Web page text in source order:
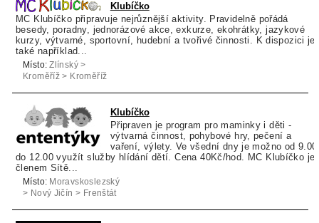
Klubíčko
MC Klubíčko připravuje nejrůznější aktivity. Pravidelně pořádá
besedy, poradny, jednorázové akce, exkurze, ekohrátky, jazykové
kurzy, výtvarné, sportovní, hudební a tvořivé činnosti. K dispozici je
také například...
Místo: Zlínský >
Kroměříž > Kroměříž
Klubíčko
Připraven je program pro maminky i děti -
výtvarná činnost, pohybové hry, pečení a
vaření, výlety. Ve všední dny je možno od 9.00
do 12.00 využít služby hlídání dětí. Cena 40Kč/hod. MC Klubíčko je
členem Sítě...
Místo: Moravskoslezský
> Nový Jičín > Frenštát